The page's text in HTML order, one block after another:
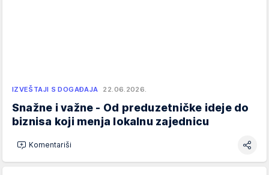
IZVEŠTAJI S DOGAĐAJA 22.06.2026.
Snažne i važne - Od preduzetničke ideje do
biznisa koji menja lokalnu zajednicu
Komentariši